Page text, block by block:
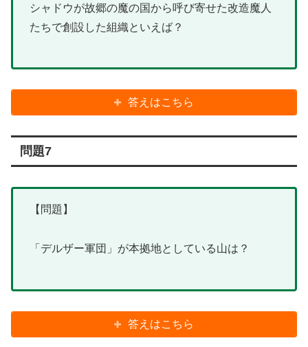
シャドウが故郷の魔の国から呼び寄せた改造魔人
たちで創設した組織といえば？
答えはこちら
問題7
【問題】
「デルザー軍団」が本拠地としている山は？
答えはこちら